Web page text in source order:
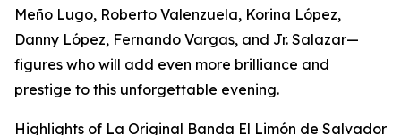
Meño Lugo, Roberto Valenzuela, Korina López,
Danny López, Fernando Vargas, and Jr. Salazar—
figures who will add even more brilliance and
prestige to this unforgettable evening.
Highlights of La Original Banda El Limón de Salvador